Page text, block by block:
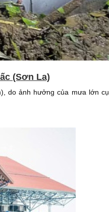
(Sơn La)
do ảnh hưởng của mưa lớn